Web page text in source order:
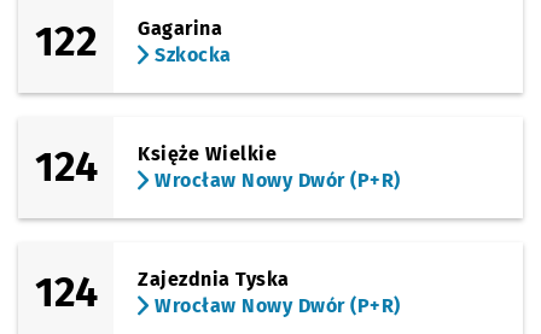
Trawowa
(Stanisławowska)
Stanisławowska (W.k. Formaty)
Muchobór Wielki
Muchobór Wielki (Roślinna) Sprawdź
Tyrmanda
122
Gagarina
Szkocka
124
Księże Wielkie
Wrocław Nowy Dwór (P+R)
124
Zajezdnia Tyska
Wrocław Nowy Dwór (P+R)